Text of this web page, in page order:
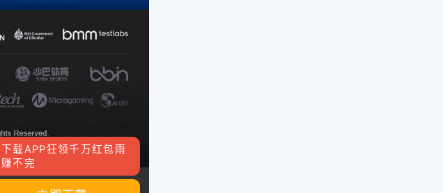
下载APP狂领千万红包雨
赚不完